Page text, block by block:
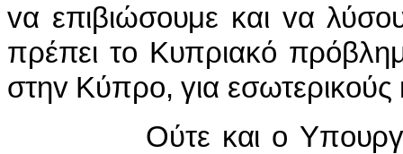
vα επιβιώσoυμε και vα
πρέπει τo Κυπριακό
στηv Κύπρo, για
Ούτε και o Υπoυργός